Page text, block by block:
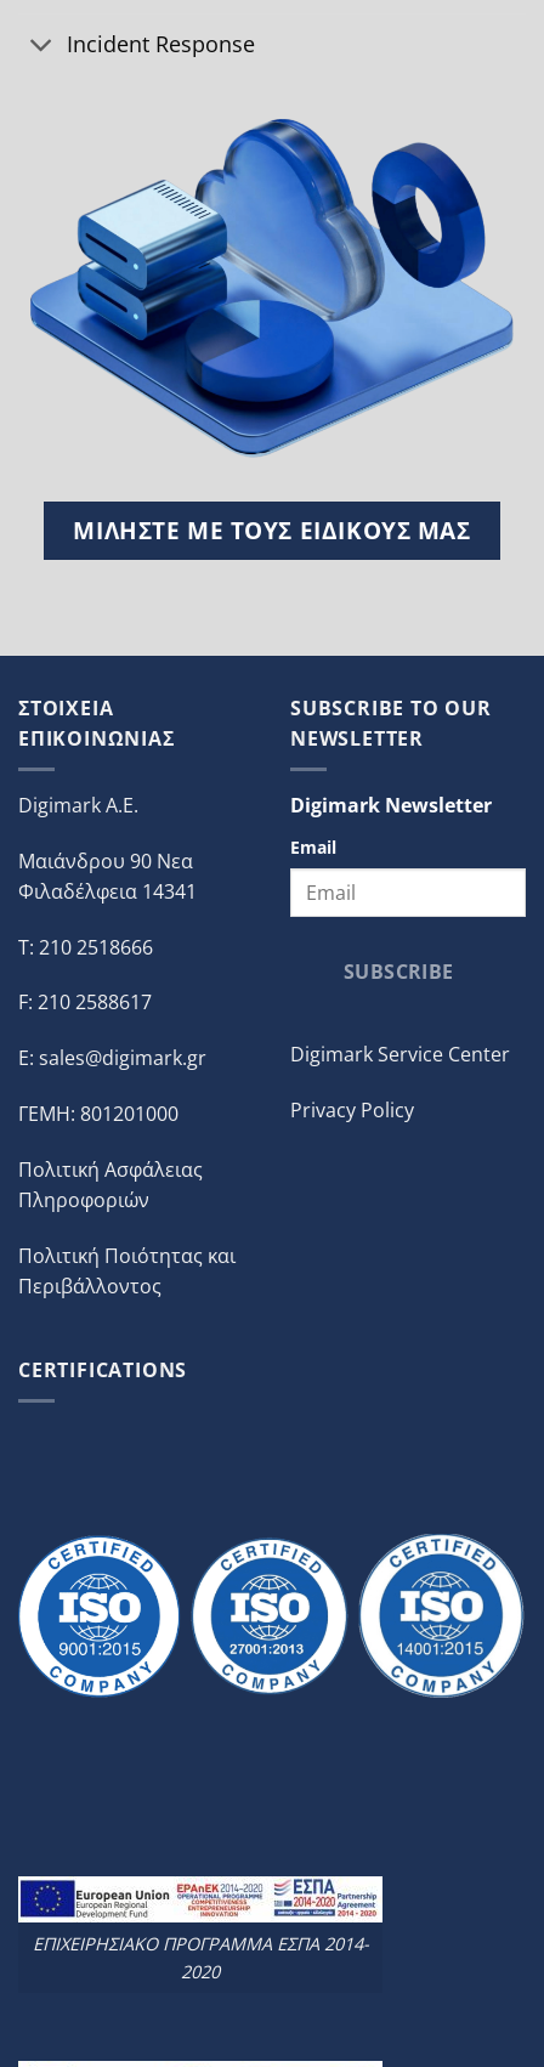
Incident Response
ΜΙΛΗΣΤΕ ΜΕ ΤΟΥΣ ΕΙΔΙΚΟΥΣ ΜΑΣ
ΣΤΟΙΧΕΙΑ
ΕΠΙΚΟΙΝΩΝΙΑΣ
Digimark A.E.
Μαιάνδρου 90 Νεα
Φιλαδέλφεια 14341
T: 210 2518666
F: 210 2588617
E: sales@digimark.gr
ΓΕΜΗ: 801201000
Πολιτική Ασφάλειας
Πληροφοριών
Πολιτική Ποιότητας και
Περιβάλλοντος
SUBSCRIBE TO OUR
NEWSLETTER
Digimark Newsletter
Email
SUBSCRIBE
Digimark Service Center
Privacy Policy
CERTIFICATIONS
ΕΠΙΧΕΙΡΗΣΙΑΚΟ ΠΡΟΓΡΑΜΜΑ ΕΣΠΑ 2014-
2020